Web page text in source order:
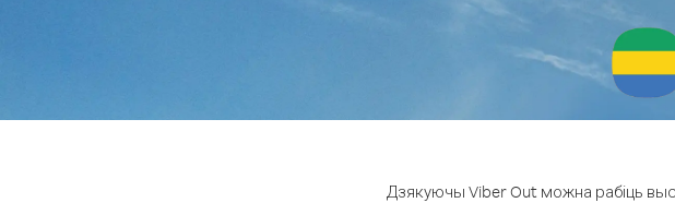
Дзякуючы Viber Out можна рабіць